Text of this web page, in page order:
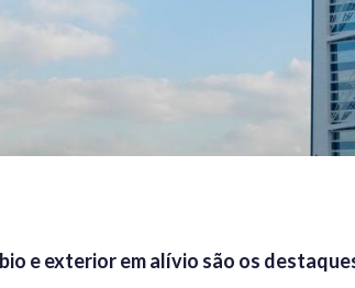
e exterior em alívio são os